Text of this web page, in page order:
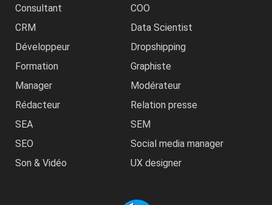
Consultant
COO
CRM
Data Scientist
Développeur
Dropshipping
Formation
Graphiste
Manager
Modérateur
Rédacteur
Relation presse
SEA
SEM
SEO
Social media manager
Son & Vidéo
UX designer